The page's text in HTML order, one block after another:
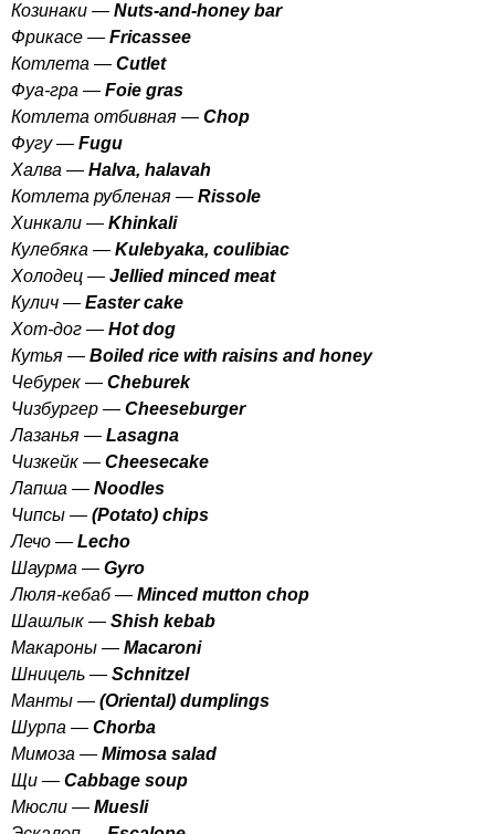
Козинаки — Nuts-and-honey bar
Фрикасе — Fricassee
Котлета — Cutlet
Фуа-гра — Foie gras
Котлета отбивная — Chop
Фугу — Fugu
Халва — Halva, halavah
Котлета рубленая — Rissole
Хинкали — Khinkali
Кулебяка — Kulebyaka, coulibiac
Холодец — Jellied minced meat
Кулич — Easter cake
Хот-дог — Hot dog
Кутья — Boiled rice with raisins and honey
Чебурек — Cheburek
Чизбургер — Cheeseburger
Лазанья — Lasagna
Чизкейк — Cheesecake
Лапша — Noodles
Чипсы — (Potato) chips
Лечо — Lecho
Шаурма — Gyro
Люля-кебаб — Minced mutton chop
Шашлык — Shish kebab
Макароны — Macaroni
Шницель — Schnitzel
Манты — (Oriental) dumplings
Шурпа — Chorba
Мимоза — Mimosa salad
Щи — Cabbage soup
Мюсли — Muesli